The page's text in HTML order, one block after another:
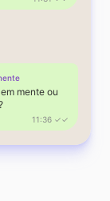
mente ou
11:36 ✓✓